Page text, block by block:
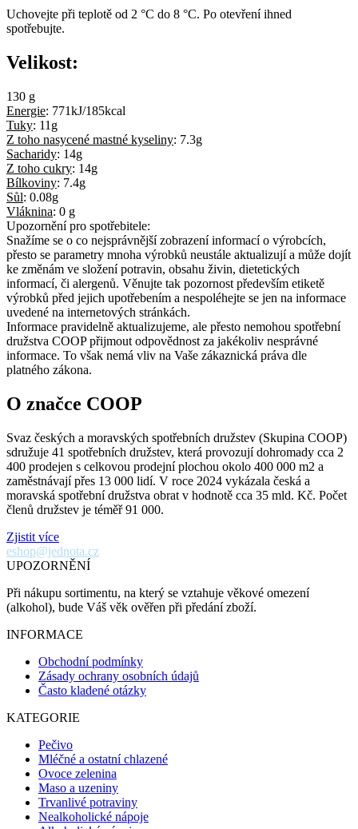
Uchovejte při teplotě od 2 °C do 8 °C. Po otevření ihned
spotřebujte.
Velikost:
130 g
Energie: 771kJ/185kcal
Tuky: 11g
Z toho nasycené mastné kyseliny: 7.3g
Sacharidy: 14g
Z toho cukry: 14g
Bílkoviny: 7.4g
Sůl: 0.08g
Vláknina: 0 g
Upozornění pro spotřebitele:
Snažíme se o co nejsprávnější zobrazení informací o výrobcích,
přesto se parametry mnoha výrobků neustále aktualizují a může dojít
ke změnám ve složení potravin, obsahu živin, dietetických
informací, či alergenů. Věnujte tak pozornost především etiketě
výrobků před jejich upotřebením a nespoléhejte se jen na informace
uvedené na internetových stránkách.
Informace pravidelně aktualizujeme, ale přesto nemohou spotřební
družstva COOP přijmout odpovědnost za jakékoliv nesprávné
informace. To však nemá vliv na Vaše zákaznická práva dle
platného zákona.
O značce COOP
Svaz českých a moravských spotřebních družstev (Skupina COOP)
sdružuje 41 spotřebních družstev, která provozují dohromady cca 2
400 prodejen s celkovou prodejní plochou okolo 400 000 m2 a
zaměstnávají přes 13 000 lidí. V roce 2024 vykázala česká a
moravská spotřební družstva obrat v hodnotě cca 35 mld. Kč. Počet
členů družstev je téměř 91 000.
Zjistit více
eshop@jednota.cz
UPOZORNĚNÍ
Při nákupu sortimentu, na který se vztahuje věkové omezení
(alkohol), bude Váš věk ověřen při předání zboží.
INFORMACE
Obchodní podmínky
Zásady ochrany osobních údajů
Často kladené otázky
KATEGORIE
Pečivo
Mléčné a ostatní chlazené
Ovoce zelenina
Maso a uzeniny
Trvanlivé potraviny
Nealkoholické nápoje